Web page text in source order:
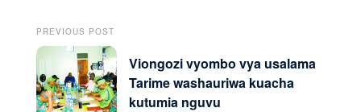
PREVIOUS POST
Viongozi vyombo vya usalama
Tarime washauriwa kuacha
kutumia nguvu